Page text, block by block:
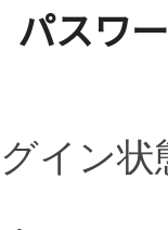
パスワ
イン